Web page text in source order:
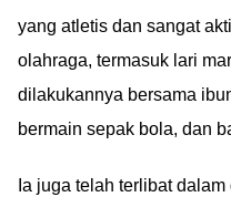
yang atletis dan sangat
olahraga, termasuk lari
dilakukannya bersama
bermain sepak bola, dan
Ia juga telah terlibat